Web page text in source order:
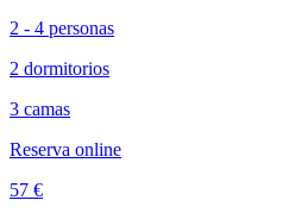
2 - 4 personas
2 dormitorios
3 camas
Reserva online
57 €